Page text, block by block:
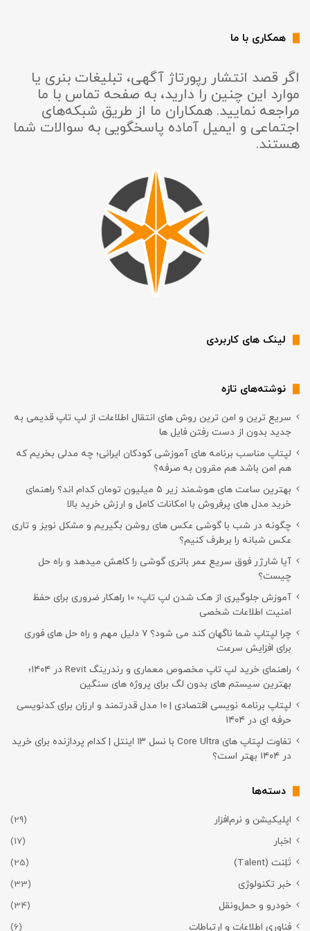
همکاری با ما
اگر قصد انتشار رپورتاژ آگهی، تبلیغات بنری یا
موارد این چنین را دارید، به صفحه تماس با ما
مراجعه نمایید. همکاران ما از طریق شبکه‌های
اجتماعی و ایمیل آماده پاسخگویی به سوالات شما
هستند.
لینک های کاربردی
نوشته‌های تازه
سریع ترین و امن ترین روش های انتقال اطلاعات از لپ تاپ قدیمی به
جدید بدون از دست رفتن فایل ها
لپتاپ مناسب برنامه های آموزشی کودکان ایرانی؛ چه مدلی بخریم که
هم امن باشد هم مقرون به صرفه؟
بهترین ساعت های هوشمند زیر ۵ میلیون تومان کدام اند؟ راهنمای
خرید مدل های پرفروش با امکانات کامل و ارزش خرید بالا
چگونه در شب با گوشی عکس های روشن بگیریم و مشکل نویز و تاری
عکس شبانه را برطرف کنیم؟
آیا شارژر فوق سریع عمر باتری گوشی را کاهش میدهد و راه حل
چیست؟
آموزش جلوگیری از هک شدن لپ تاپ؛ 10 راهکار ضروری برای حفظ
امنیت اطلاعات شخصی
چرا لپتاپ شما ناگهان کند می شود؟ ۷ دلیل مهم و راه حل های فوری
برای افزایش سرعت
راهنمای خرید لپ تاپ مخصوص معماری و رندرینگ Revit در ۱۴۰۴؛
بهترین سیستم های بدون لگ برای پروژه های سنگین
لپتاپ برنامه نویسی اقتصادی | ۱۰ مدل قدرتمند و ارزان برای کدنویسی
حرفه ای در ۱۴۰۴
تفاوت لپتاپ های Core Ultra با نسل ۱۳ اینتل | کدام پردازنده برای خرید
در ۱۴۰۴ بهتر است؟
دسته‌ها
اپلیکیشن و نرم‌افزار
(29)
اخبار
(17)
تَلِنت (Talent)
(25)
خبر تکنولوژی
(33)
خودرو و حمل‌و‌نقل
(34)
فناوری اطلاعات و ارتباطات
(6)